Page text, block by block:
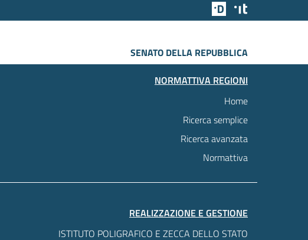
Team Digitale
SENATO DELLA REPUBBLICA
NORMATTIVA REGIONI
Home
Ricerca semplice
Ricerca avanzata
Normattiva
REALIZZAZIONE E GESTIONE
ISTITUTO POLIGRAFICO E ZECCA DELLO STATO